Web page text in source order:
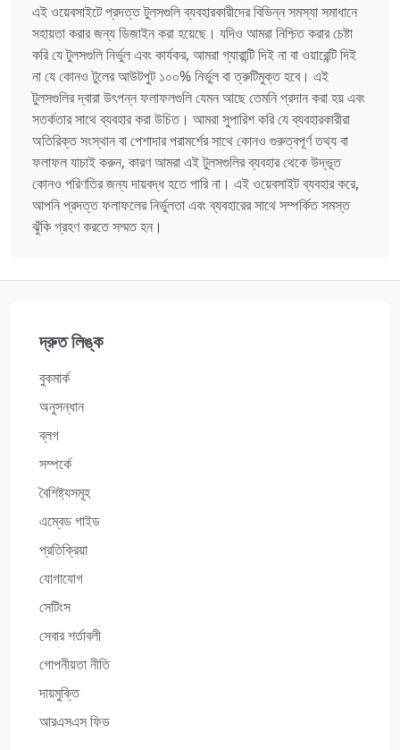
এই ওয়েবসাইটে প্রদত্ত টুলসগুলি ব্যবহারকারীদের বিভিন্ন সমস্যা সমাধানে
সহায়তা করার জন্য ডিজাইন করা হয়েছে। যদিও আমরা নিশ্চিত করার চেষ্টা
করি যে টুলসগুলি নির্ভুল এবং কার্যকর, আমরা গ্যারান্টি দিই না বা ওয়ারেন্টি দিই
না যে কোনও টুলের আউটপুট ১০০% নির্ভুল বা ত্রুটিমুক্ত হবে। এই
টুলসগুলির দ্বারা উৎপন্ন ফলাফলগুলি যেমন আছে তেমনি প্রদান করা হয় এবং
সতর্কতার সাথে ব্যবহার করা উচিত। আমরা সুপারিশ করি যে ব্যবহারকারীরা
অতিরিক্ত সংস্থান বা পেশাদার পরামর্শের সাথে কোনও গুরুত্বপূর্ণ তথ্য বা
ফলাফল যাচাই করুন, কারণ আমরা এই টুলসগুলির ব্যবহার থেকে উদ্ভূত
কোনও পরিণতির জন্য দায়বদ্ধ হতে পারি না। এই ওয়েবসাইট ব্যবহার করে,
আপনি প্রদত্ত ফলাফলের নির্ভুলতা এবং ব্যবহারের সাথে সম্পর্কিত সমস্ত
ঝুঁকি গ্রহণ করতে সম্মত হন।
দ্রুত লিঙ্ক
বুকমার্ক
অনুসন্ধান
ব্লগ
সম্পর্কে
বৈশিষ্ট্যসমূহ
এম্বেড গাইড
প্রতিক্রিয়া
যোগাযোগ
সেটিংস
সেবার শর্তাবলী
গোপনীয়তা নীতি
দায়মুক্তি
আরএসএস ফিড